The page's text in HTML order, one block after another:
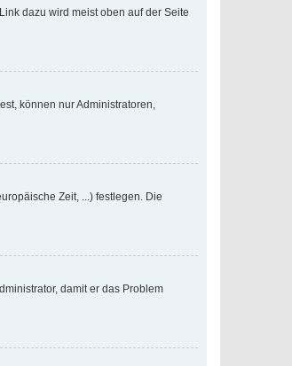
dazu wird meist oben auf der Seite
können nur Administratoren,
Zeit, ...) festlegen. Die
damit er das Problem